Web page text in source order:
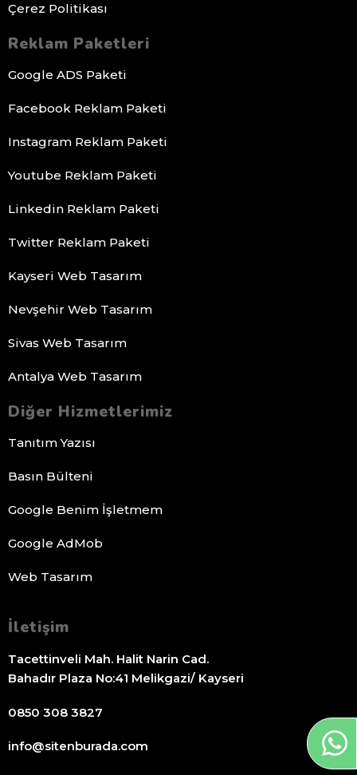
Çerez Politikası
Reklam Paketleri
Google ADS Paketi
Facebook Reklam Paketi
Instagram Reklam Paketi
Youtube Reklam Paketi
Linkedin Reklam Paketi
Twitter Reklam Paketi
Kayseri Web Tasarım
Nevşehir Web Tasarım
Sivas Web Tasarım
Antalya Web Tasarım
Diğer Hizmetlerimiz
Tanıtım Yazısı
Basın Bülteni
Google Benim İşletmem
Google AdMob
Web Tasarım
İletişim
Tacettinveli Mah. Halit Narin Cad.
Bahadır Plaza No:41 Melikgazi/ Kayseri
0850 308 3827
info@sitenburada.com